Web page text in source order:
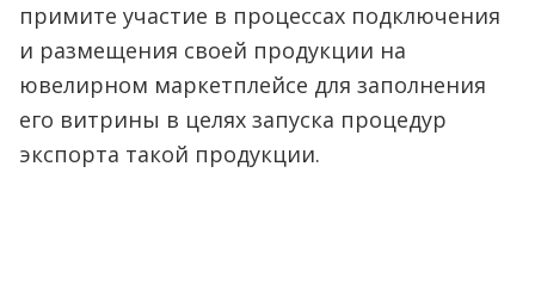
примите участие в процессах подключения
и размещения своей продукции на
ювелирном маркетплейсе для заполнения
его витрины в целях запуска процедур
экспорта такой продукции.